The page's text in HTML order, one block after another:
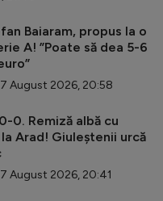
Baiaram, propus la o
A! ”Poate să dea 5-6
August 2026, 20:58
0. Remiză albă cu
Arad! Giuleștenii urcă
August 2026, 20:41